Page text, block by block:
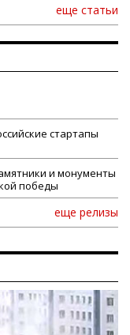
еще статьи
стартапы
и монументы
победы
еще релизы